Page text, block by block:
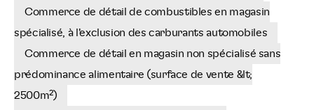
Commerce de détail de combustibles en magasin
spécialisé, à l'exclusion des carburants automobiles
Commerce de détail en magasin non spécialisé sans
prédominance alimentaire (surface de vente &lt;
2500m²)